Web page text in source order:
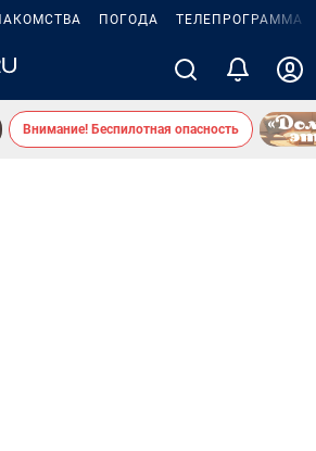
ПОГОДА ТЕЛЕПРОГРАММА
Внимание! Беспилотная опасность